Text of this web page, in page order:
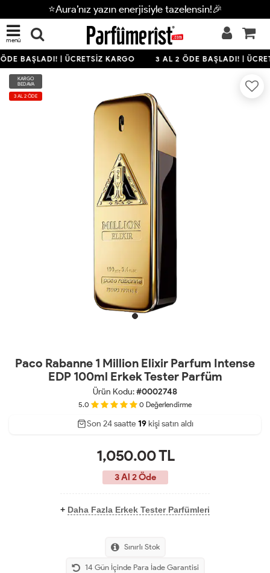
⭐Aura’nız yazın enerjisiyle tazelensin!🎉
menü
BAŞLADI! | ÜCRETSİZ KARGO 3 AL 2 ÖDE BAŞLADI! |
KARGO
BEDAVA
3 AL 2 ÖDE
Paco Rabanne 1 Million Elixir Parfum Intense
EDP 100ml Erkek Tester Parfüm
Ürün Kodu:#0002748
5.0 0 Değerlendirme
33 53
Son 24 saatte 19kişi satın aldı
1,050.00TL
3 Al 2 Öde
+ Daha Fazla Erkek Tester Parfümleri
Sınırlı Stok
14 Gün İçinde Para İade Garantisi